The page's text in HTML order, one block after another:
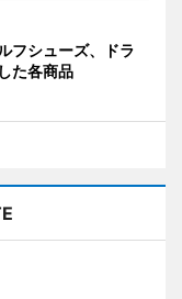
フシューズ、ドラ
た各商品